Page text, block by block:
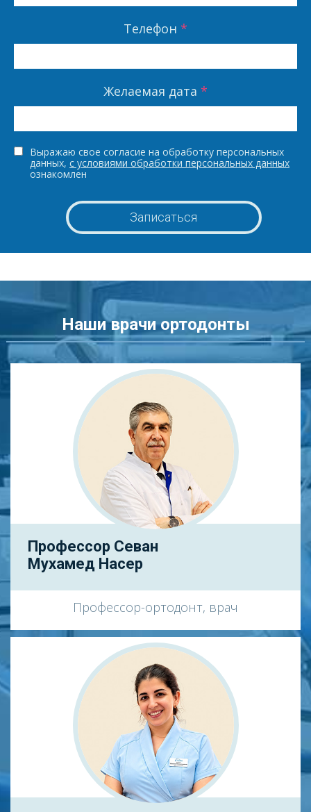
Телефон *
Желаемая дата *
Выражаю свое согласие на обработку персональных
данных, с условиями обработки персональных данных
ознакомлен
Наши врачи ортодонты
Профессор Севан
Мухамед Насер
Профессор-ортодонт, врач